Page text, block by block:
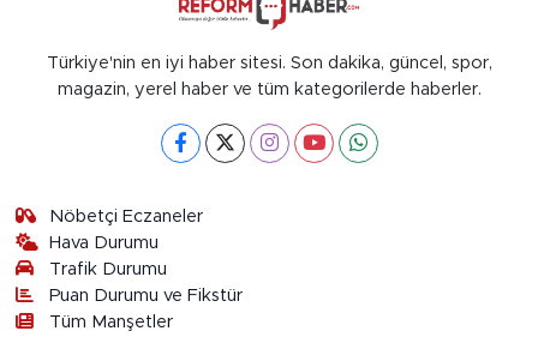
Türkiye'nin en iyi haber sitesi. Son dakika, güncel, spor,
magazin, yerel haber ve tüm kategorilerde haberler.
Nöbetçi Eczaneler
Hava Durumu
Trafik Durumu
Puan Durumu ve Fikstür
Tüm Manşetler